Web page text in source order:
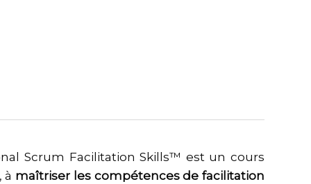
Scrum Facilitation Skills™ est un cours
à maîtriser les compétences de facilitation